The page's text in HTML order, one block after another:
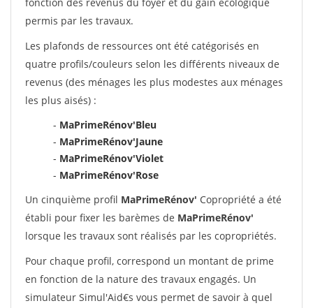
permis par les travaux.
Les plafonds de ressources ont été catégorisés en
quatre profils/couleurs selon les différents niveaux de
revenus (des ménages les plus modestes aux ménages
les plus aisés) :
- MaPrimeRénov'Bleu
- MaPrimeRénov'Jaune
- MaPrimeRénov'Violet
- MaPrimeRénov'Rose
Un cinquième profil MaPrimeRénov' Copropriété a été
établi pour fixer les barèmes de MaPrimeRénov'
lorsque les travaux sont réalisés par les copropriétés.
Pour chaque profil, correspond un montant de prime
en fonction de la nature des travaux engagés. Un
simulateur Simul'Aid€s vous permet de savoir à quel